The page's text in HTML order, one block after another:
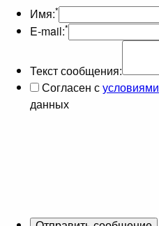
Имя:*
E-mail:*
Текст сообщения:
Согласен сусловиями
данных